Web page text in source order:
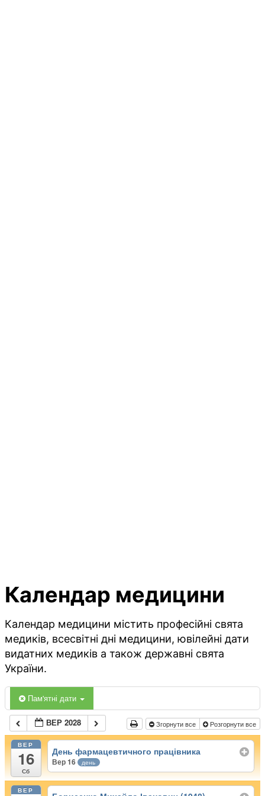
Календар медицини
Календар медицини містить професійні свята
медиків, всесвітні дні медицини, ювілейні дати
видатних медиків а також державні свята
України.
Пам'ятні дати
ВЕР 2028 Згорнути все Розгорнути все
ВЕР
16
Сб
День фармацевтичного працівника
Вер 16 день
ВЕР